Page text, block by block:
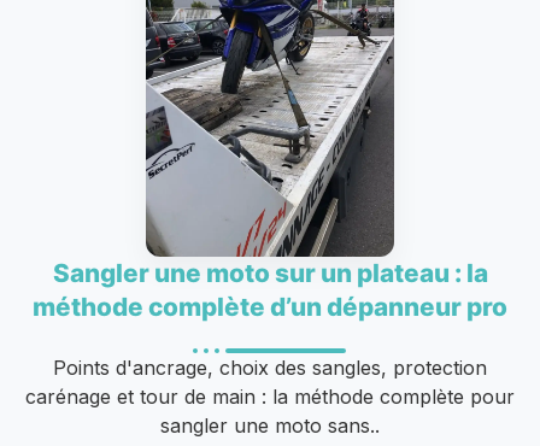
Sangler une moto sur un plateau : la
méthode complète d’un dépanneur pro
Points d'ancrage, choix des sangles, protection
carénage et tour de main : la méthode complète pour
sangler une moto sans..